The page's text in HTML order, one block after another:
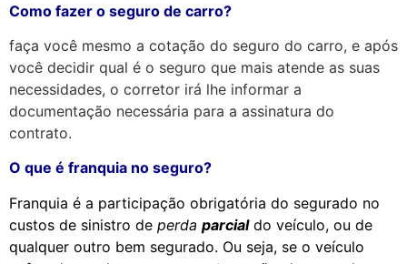
Como fazer o seguro de carro?
faça você mesmo a cotação do seguro do carro, e após
você decidir qual é o seguro que mais atende as suas
necessidades, o corretor irá lhe informar a
documentação necessária para a assinatura do
contrato.
O que é franquia no seguro?
Franquia é a participação obrigatória do segurado no
custos de sinistro de perda parcialdo veículo, ou de
qualquer outro bem segurado. Ou seja, se o veículo